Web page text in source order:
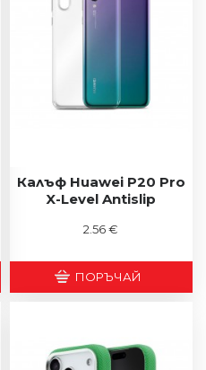
Калъф Huawei P20 Pro
X-Level Antislip
2.56 €
ПОРЪЧАЙ